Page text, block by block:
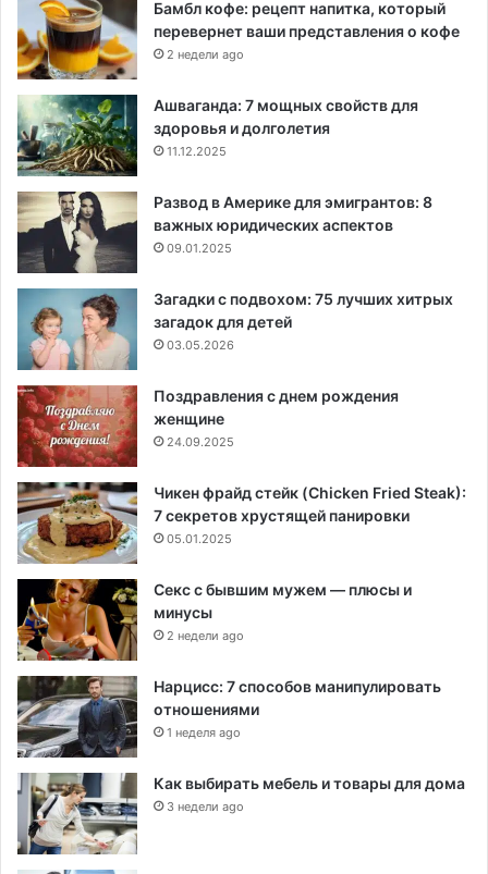
Бамбл кофе: рецепт напитка, который
перевернет ваши представления о кофе
2 недели ago
Ашваганда: 7 мощных свойств для
здоровья и долголетия
11.12.2025
Развод в Америке для эмигрантов: 8
важных юридических аспектов
09.01.2025
Загадки с подвохом: 75 лучших хитрых
загадок для детей
03.05.2026
Поздравления с днем рождения
женщине
24.09.2025
Чикен фрайд стейк (Chicken Fried Steak):
7 секретов хрустящей панировки
05.01.2025
Секс с бывшим мужем — плюсы и
минусы
2 недели ago
Нарцисс: 7 способов манипулировать
отношениями
1 неделя ago
Как выбирать мебель и товары для дома
3 недели ago